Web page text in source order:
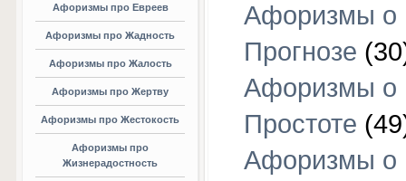
Афоризмы про Евреев
Афоризмы про Жадность
Афоризмы про Жалость
Афоризмы про Жертву
Афоризмы про Жестокость
Афоризмы про
Жизнерадостность
Афоризмы о
Прогнозе
Афоризмы о
Простоте
Афоризмы о